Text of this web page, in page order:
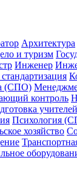
Архитектура
и туризм
Инженер
(СПО)
контроль
учителей
Психология
хозяйство